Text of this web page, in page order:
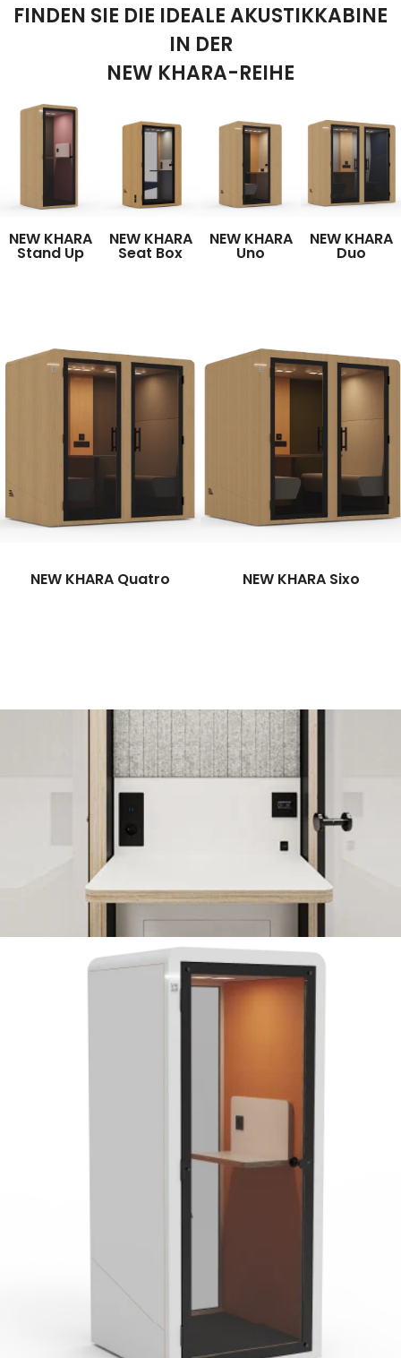
FINDEN SIE DIE IDEALE AKUSTIKKABINE
IN DER
NEW KHARA-REIHE
NEW KHARA
Stand Up
NEW KHARA
Seat Box
NEW KHARA
Uno
NEW KHARA
Duo
NEW KHARA Quatro NEW KHARA Sixo